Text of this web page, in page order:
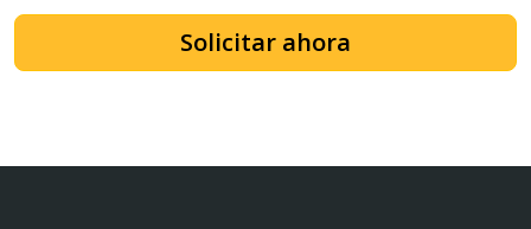
Solicitar ahora